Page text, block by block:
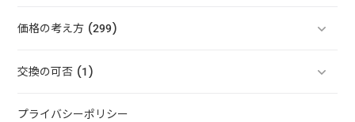
価格の考え方 (299)
交換の可否 (1)
プライバシーポリシー